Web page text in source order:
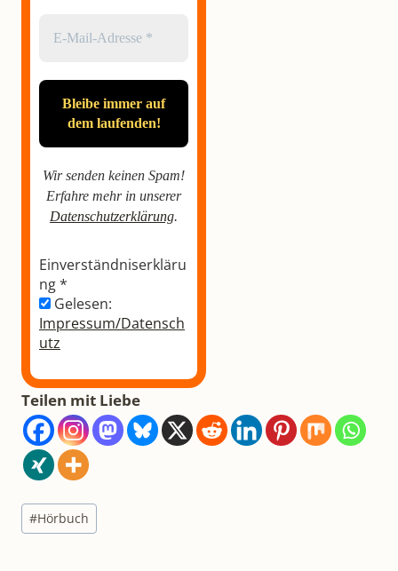
Wir senden keinen Spam!
Erfahre mehr in unserer
Datenschutzerklärung.
Einverständniserkläru
ng*
Gelesen:
Impressum/Datensch
utz
Teilen mit Liebe
Schlagworte:
#Hörbuch